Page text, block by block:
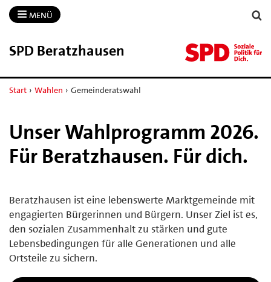
MENÜ
SPD Beratzhausen
Start › Wahlen › Gemeinderatswahl
Unser Wahlprogramm 2026.
Für Beratzhausen. Für dich.
Beratzhausen ist eine lebenswerte Marktgemeinde mit
engagierten Bürgerinnen und Bürgern. Unser Ziel ist es,
den sozialen Zusammenhalt zu stärken und gute
Lebensbedingungen für alle Generationen und alle
Ortsteile zu sichern.